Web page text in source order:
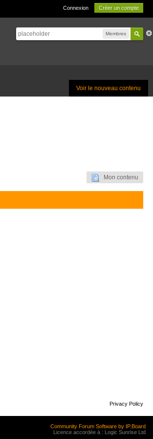
Connexion Créer un compte
Membres
Voir le nouveau contenu
Mon contenu
Privacy Policy
Community Forum Software by IP.Board
Licence accordée à : Logic Sunrise Ltd